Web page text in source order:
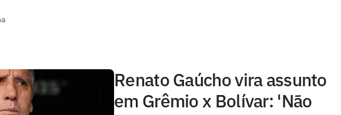
Renato Gaúcho vira assunto
em Grêmio x Bolívar: 'Não